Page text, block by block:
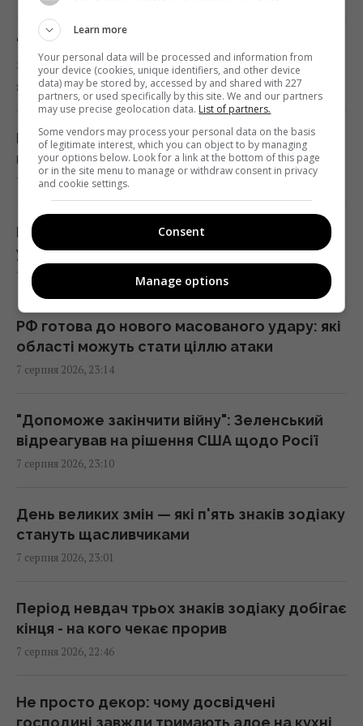
Над ремонтною базою систем Patriot у
Німеччині літали підозрілі дрони, -ЗМІ
22:33 п'ятниця, 07 серпня 2026
У сумнозвісних Boeing-737 виявили ще одну
проблему
22:31 п'ятниця, 07 серпня 2026
крейсер за $5 млрд, але є проблема
22:12 п'ятниця, 07 серпня 2026
Росія збирається остаточно анексувати
частину Грузії, - країни НАТО
22:01 п'ятниця, 07 серпня 2026
з’являється багато дешевого бензину, – Le
Monde
21:51 п'ятниця, 07 серпня 2026
США зробили невтішний прогноз щодо
експорту українського збіжжя: Bloomberg
розкрив цифри
В результаті атаки РФ знищено найбільший
склад засобів індивідуального захисту
РЕБ не замінить "Петріоти": Флеш розповів
"Я не залізний": Усик зробив несподівану
заяву про боксерську кар'єру
8 серпня 2026, 00:06
Порятунок улюбленця від спеки: як
правильно надати першу допомогу
7 серпня 2026, 23:54
Путін знайшов "безпечну зону" й панічно
уникає атак українських БПЛА - ЗМІ
7 серпня 2026, 23:32
РФ готова до нового масованого удару: які
області можуть стати ціллю атаки
7 серпня 2026, 23:14
"Допоможе закінчити війну": Зеленський
відреагував на рішення США щодо Росії
7 серпня 2026, 23:10
День великих змін — які п'ять знаків зодіаку
стануть щасливчиками
7 серпня 2026, 23:01
Період невдач трьох знаків зодіаку добігає
кінця - на кого чекає прорив
7 серпня 2026, 22:46
Не просто декор: чому досвідчені
господині завжди тримають алое на кухні
Learn more
Your personal data will be processed and information from
your device (cookies, unique identifiers, and other device
data) may be stored by, accessed by and shared with 227
partners, or used specifically by this site. We and our partners
may use precise geolocation data. List of partners.
Some vendors may process your personal data on the basis
of legitimate interest, which you can object to by managing
your options below. Look for a link at the bottom of this page
or in the site menu to manage or withdraw consent in privacy
and cookie settings.
Consent
Manage options